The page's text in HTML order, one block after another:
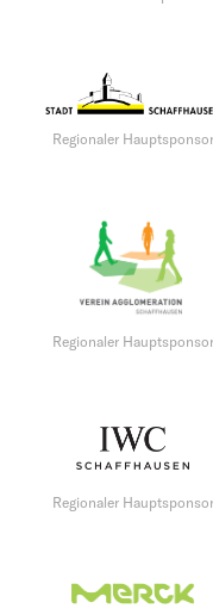
Regionaler Hauptsponsor
Regionaler Hauptsponsor
Regionaler Hauptsponsor